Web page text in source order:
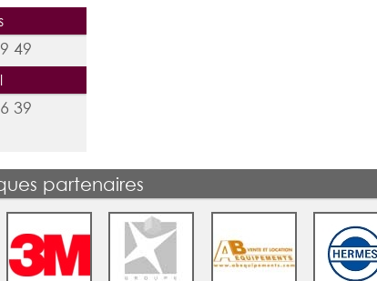
49
39
partenaires